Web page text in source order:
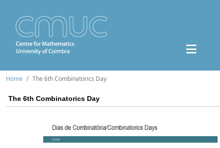
Home The 6th Combinatorics Day
The 6th Combinatorics Day